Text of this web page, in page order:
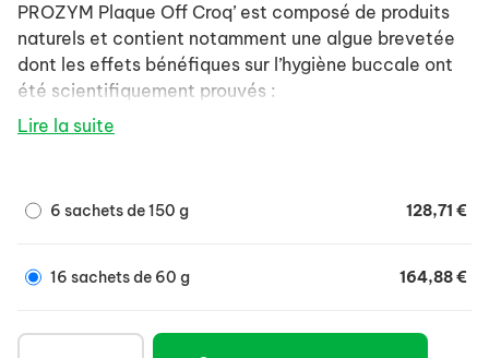
PROZYM Plaque Off Croq’ est composé de produits
naturels et contient notamment une algue brevetée
dont les effets bénéfiques sur l’hygiène buccale ont
été scientifiquement prouvés :
réduit la plaque dentaire
Les améliorations apparaissent habituellement dès la
PROZYM Plaque Off Croq’ s’administre comme une
Lire la suite
6 sachets de 150 g 128,71 €
16 sachets de 60 g 164,88 €